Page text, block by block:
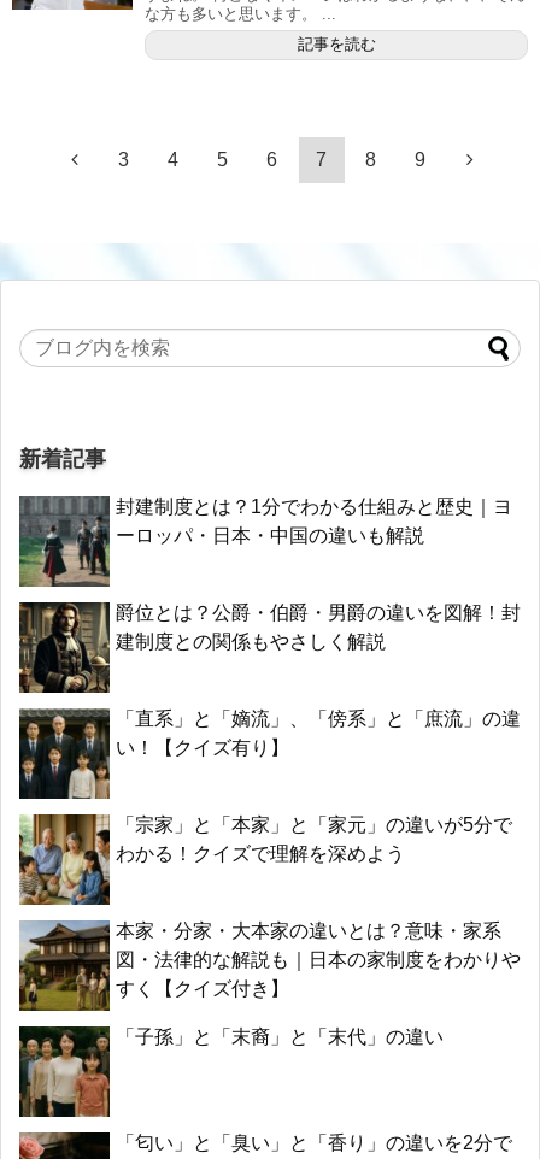
な方も多いと思います。 ...
記事を読む
3 4 5 6 7 8 9
新着記事
封建制度とは？1分でわかる仕組みと歴史｜ヨ
ーロッパ・日本・中国の違いも解説
爵位とは？公爵・伯爵・男爵の違いを図解！封
建制度との関係もやさしく解説
「直系」と「嫡流」、「傍系」と「庶流」の違
い！【クイズ有り】
「宗家」と「本家」と「家元」の違いが5分で
わかる！クイズで理解を深めよう
本家・分家・大本家の違いとは？意味・家系
図・法律的な解説も｜日本の家制度をわかりや
すく【クイズ付き】
「子孫」と「末裔」と「末代」の違い
「匂い」と「臭い」と「香り」の違いを2分で